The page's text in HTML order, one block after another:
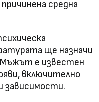
средна
ще назначи
Мъжът е известен
включително
зависимости.